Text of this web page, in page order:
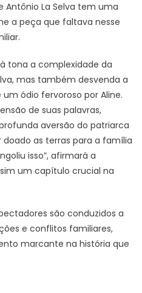
Antônio La Selva tem uma
a peça que faltava nesse
tona a complexidade da
mas também desvenda a
ódio fervoroso por Aline.
de suas palavras,
aversão do patriarca
as terras para a família
isso”, afirmará a
um capítulo crucial na
são conduzidos a
e conflitos familiares,
marcante na história que